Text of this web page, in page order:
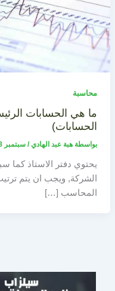
محاسبة
ما هي الحسابات
الحسابات)
بواسطة هبة عبد الهادي/ سبتمبر 8, 2018
يحتوي دفتر الاستاذ
الشركة, ويجب ان يتم
المحاسب […]